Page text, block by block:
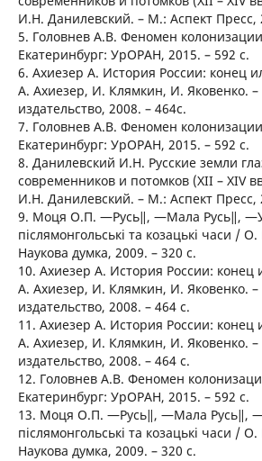
И.Н. Данилевский. – М.: Аспект Пресс,
5. Головнев А.В. Феномен
Екатеринбург: УрОРАН, 2015. – 592 с.
6. Ахиезер А. История России: конец
А. Ахиезер, И. Клямкин, И. Яковенко.
издательство, 2008. – 464с.
7. Головнев А.В. Феномен
Екатеринбург: УрОРАН, 2015. – 592 с.
8. Данилевский И.Н. Русские земли
современников и потомков (ХІІ – ХІV
И.Н. Данилевский. – М.: Аспект Пресс,
9. Моця О.П. ―Русь‖, ―Мала Русь‖,
післямонгольські та козацькі часи /
Наукова думка, 2009. – 320 с.
10. Ахиезер А. История России: конец
А. Ахиезер, И. Клямкин, И. Яковенко.
издательство, 2008. – 464 с.
11. Ахиезер А. История России: конец
А. Ахиезер, И. Клямкин, И. Яковенко.
издательство, 2008. – 464 с.
12. Головнев А.В. Феномен
Екатеринбург: УрОРАН, 2015. – 592 с.
13. Моця О.П. ―Русь‖, ―Мала Русь‖,
післямонгольські та козацькі часи /
Наукова думка, 2009. – 320 с.